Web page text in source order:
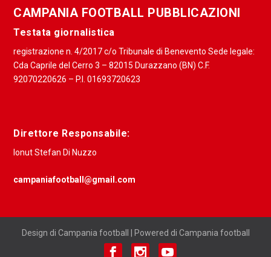
CAMPANIA FOOTBALL PUBBLICAZIONI
Testata giornalistica
registrazione n. 4/2017 c/o Tribunale di Benevento Sede legale:
Cda Caprile del Cerro 3 – 82015 Durazzano (BN) C.F.
92070220626 – P.I. 01693720623
Direttore Responsabile:
Ionut Stefan Di Nuzzo
campaniafootball@gmail.com
Design di Campania football | Powered di Campania football